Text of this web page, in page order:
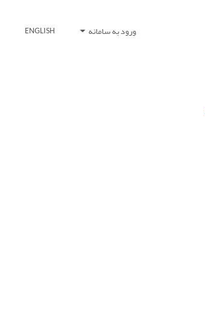
ورود به سامانه ENGLISH